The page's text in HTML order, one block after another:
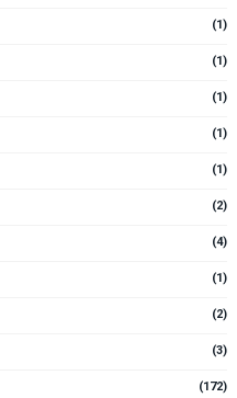
(1)
(1)
(1)
(1)
(1)
(2)
(4)
(1)
(2)
(3)
(172)